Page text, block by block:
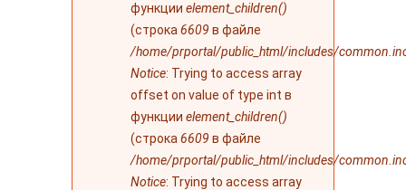
функции element_children()
(строка 6609 в файле
/home/prportal/public_html/includes/
Notice: Trying to access array
offset on value of type int в
функции element_children()
(строка 6609 в файле
/home/prportal/public_html/includes/
Notice: Trying to access array